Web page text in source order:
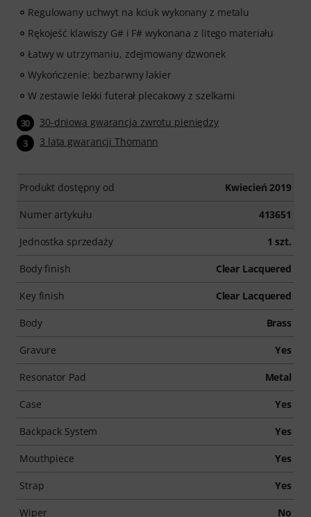
wysokości dźwięku i rytmu. Skorzystaj z okazji, aby
rozwijać swoje umiejętności gry na skrzypcach w
sposób elastyczny, skuteczny i przyjemny - zawsze i
wszędzie. Bez automatycznego odnawiania!
Regulowany uchwyt na kciuk wykonany z metalu
Rękojeść klawiszy G# i F# wykonana z litego materiału
Łatwy w utrzymaniu, zdejmowany dzwonek
Wykończenie: bezbarwny lakier
W zestawie lekki futerał plecakowy z szelkami
30 30-dniowa gwarancja zwrotu pieniędzy
3 3 lata gwarancji Thomann
Produkt dostępny od Kwiecień 2019
Numer artykułu 413651
Jednostka sprzedaży 1 szt.
Body finish Clear Lacquered
Key finish Clear Lacquered
Body Brass
Gravure Yes
Resonator Pad Metal
Case Yes
Backpack System Yes
Mouthpiece Yes
Strap Yes
Wiper No